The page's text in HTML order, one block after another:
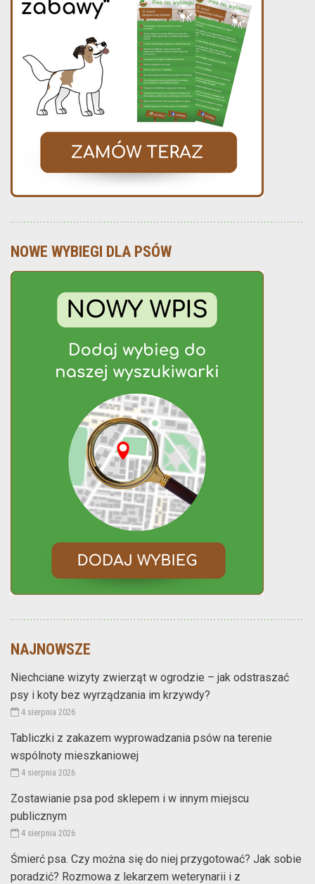
NOWE WYBIEGI DLA PSÓW
NAJNOWSZE
Niechciane wizyty zwierząt w ogrodzie – jak odstraszać
psy i koty bez wyrządzania im krzywdy?
4 sierpnia 2026
Tabliczki z zakazem wyprowadzania psów na terenie
wspólnoty mieszkaniowej
4 sierpnia 2026
Zostawianie psa pod sklepem i w innym miejscu
publicznym
4 sierpnia 2026
Śmierć psa. Czy można się do niej przygotować? Jak sobie
poradzić? Rozmowa z lekarzem weterynarii i z